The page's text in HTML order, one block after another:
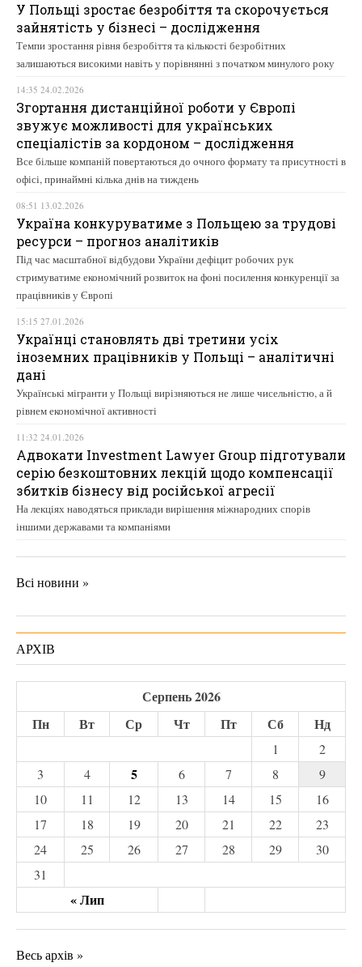
У Польщі зростає безробіття та скорочується
зайнятість у бізнесі – дослідження
Темпи зростання рівня безробіття та кількості безробітних
залишаються високими навіть у порівнянні з початком минулого року
14:35 24.02.2026
Згортання дистанційної роботи у Європі
звужує можливості для українських
спеціалістів за кордоном – дослідження
Все більше компаній повертаються до очного формату та присутності в
офісі, принаймні кілька днів на тиждень
08:51 13.02.2026
Україна конкуруватиме з Польщею за трудові
ресурси – прогноз аналітиків
Під час масштабної відбудови України дефіцит робочих рук
стримуватиме економічний розвиток на фоні посилення конкуренції за
працівників у Європі
15:15 27.01.2026
Українці становлять дві третини усіх
іноземних працівників у Польщі – аналітичні
дані
Українські мігранти у Польщі вирізняються не лише чисельністю, а й
рівнем економічної активності
11:32 24.01.2026
Адвокати Investment Lawyer Group підготували
серію безкоштовних лекцій щодо компенсації
збитків бізнесу від російської агресії
На лекціях наводяться приклади вирішення міжнародних спорів
іншими державами та компаніями
Всі новини »
АРХІВ
Серпень 2026
Пн
Вт Ср Чт Пт Сб Нд
« Лип
1
2
3
4 5 6 7 8
9
10
11 12 13 14 15
16
17
18 19 20 21 22
23
24
25 26 27 28 29
30
31
Весь архів »